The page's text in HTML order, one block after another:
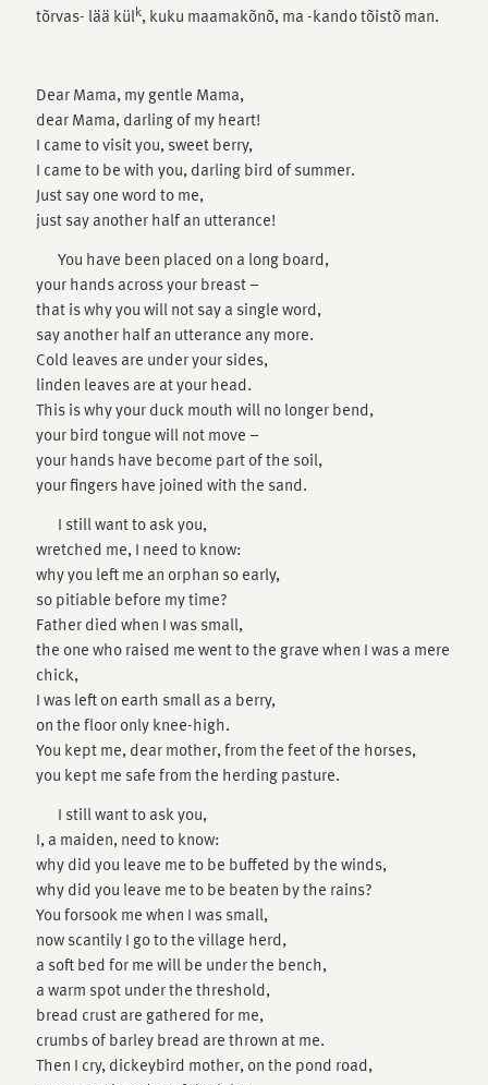
tõrvas- lää külk, kuku maamakõnõ, ma -kando tõistõ man.
Dear Mama, my gentle Mama,
dear Mama, darling of my heart!
I came to visit you, sweet berry,
I came to be with you, darling bird of summer.
Just say one word to me,
just say another half an utterance!
You have been placed on a long board,
your hands across your breast –
that is why you will not say a single word,
say another half an utterance any more.
Cold leaves are under your sides,
linden leaves are at your head.
This is why your duck mouth will no longer bend,
your bird tongue will not move –
your hands have become part of the soil,
your fingers have joined with the sand.
I still want to ask you,
wretched me, I need to know:
why you left me an orphan so early,
so pitiable before my time?
Father died when I was small,
the one who raised me went to the grave when I was a mere
chick,
I was left on earth small as a berry,
on the floor only knee-high.
You kept me, dear mother, from the feet of the horses,
you kept me safe from the herding pasture.
I still want to ask you,
I, a maiden, need to know:
why did you leave me to be buffeted by the winds,
why did you leave me to be beaten by the rains?
You forsook me when I was small,
now scantily I go to the village herd,
a soft bed for me will be under the bench,
a warm spot under the threshold,
bread crust are gathered for me,
crumbs of barley bread are thrown at me.
Then I cry, dickeybird mother, on the pond road,